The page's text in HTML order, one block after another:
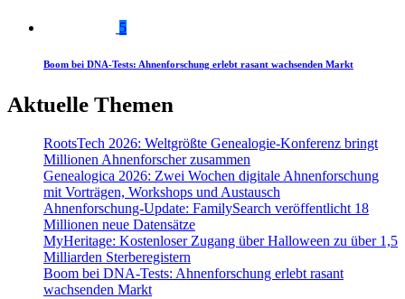
5
Boom bei DNA-Tests: Ahnenforschung erlebt rasant wachsenden Markt
Aktuelle Themen
RootsTech 2026: Weltgrößte Genealogie-Konferenz bringt
Millionen Ahnenforscher zusammen
Genealogica 2026: Zwei Wochen digitale Ahnenforschung
mit Vorträgen, Workshops und Austausch
Ahnenforschung-Update: FamilySearch veröffentlicht 18
Millionen neue Datensätze
MyHeritage: Kostenloser Zugang über Halloween zu über 1,5
Milliarden Sterberegistern
Boom bei DNA-Tests: Ahnenforschung erlebt rasant
wachsenden Markt